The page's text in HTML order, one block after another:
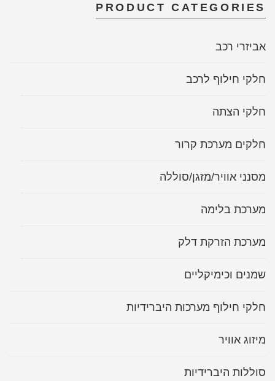
מיצובישי
קאיה
PRODUCT CATEGORIES
אביזרי רכב
חלקי חילוף לרכב
חלקי הצתה
חלקים מערכת קרור
מסנני אוויר/מזגן/סוללה
מערכת בלימה
מערכת הזרקת דלק
שמנים וכימיקליים
חלקי חילוף מערכות היברידיות
מיזוג אוויר
סוללות היברידיות